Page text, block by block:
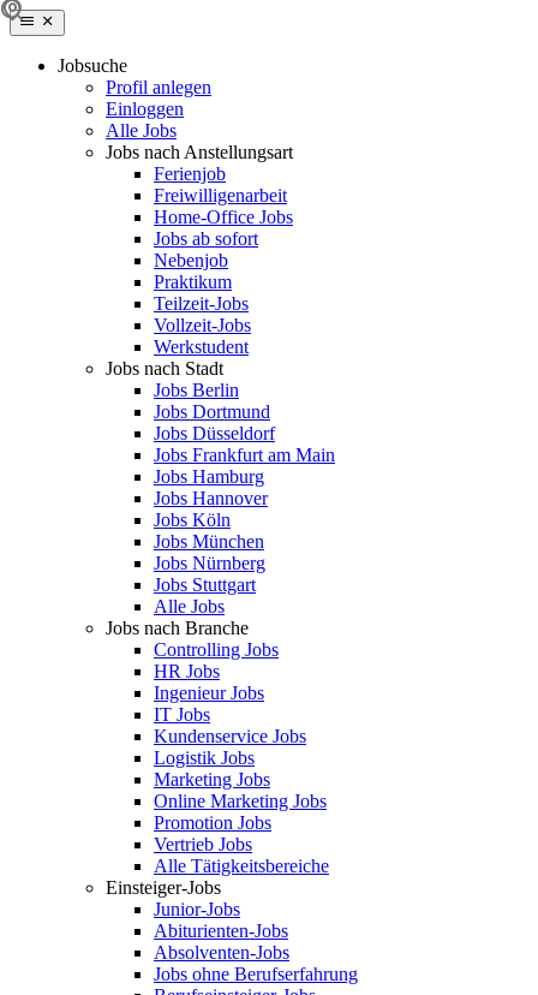
Jobsuche
Profil anlegen
Einloggen
Alle Jobs
Jobs nach Anstellungsart
Ferienjob
Freiwilligenarbeit
Home-Office Jobs
Jobs ab sofort
Nebenjob
Praktikum
Teilzeit-Jobs
Vollzeit-Jobs
Werkstudent
Jobs nach Stadt
Jobs Berlin
Jobs Dortmund
Jobs Düsseldorf
Jobs Frankfurt am Main
Jobs Hamburg
Jobs Hannover
Jobs Köln
Jobs München
Jobs Nürnberg
Jobs Stuttgart
Alle Jobs
Jobs nach Branche
Controlling Jobs
HR Jobs
Ingenieur Jobs
IT Jobs
Kundenservice Jobs
Logistik Jobs
Marketing Jobs
Online Marketing Jobs
Promotion Jobs
Vertrieb Jobs
Alle Tätigkeitsbereiche
Einsteiger-Jobs
Junior-Jobs
Abiturienten-Jobs
Absolventen-Jobs
Jobs ohne Berufserfahrung